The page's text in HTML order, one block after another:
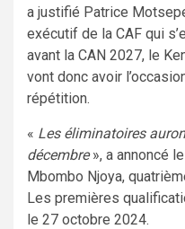
a justifié Patrice
exécutif de la CAF qui
avant la CAN 2027, le
vont donc avoir
répétition.
« Les éliminatoires
décembre», a annoncé
Mbombo Njoya,
Les premières
le 27 octobre 2024.